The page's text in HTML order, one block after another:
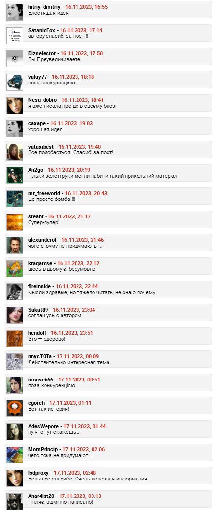
hitriy_dmitriy - 16.11.2023, 16:55
Блестящая идея
SatanicFox - 16.11.2023, 17:14
автору спасибі за пост !!
Dizselector - 16.11.2023, 17:50
Вы Преувеличиваете.
valuy77 - 16.11.2023, 18:18
поза конкуренцією
Nesu_dobro - 16.11.2023, 18:41
я вже писала про це в своєму блозі
caxape - 16.11.2023, 19:03
хорошая идея.
yataxibest - 16.11.2023, 19:40
Все подобається. Спасибі за пост!
An2go - 16.11.2023, 20:19
Тільки золоті руки могли набити такий прикольний матеріал
mr_freeworld - 16.11.2023, 20:43
Це просто бомба !!!
steant - 16.11.2023, 21:17
Супер-пупер!
alexanderof - 16.11.2023, 21:46
чого струму не придумають ...
kraqatose - 16.11.2023, 22:12
щось в цьому є, безумовно
fireinside - 16.11.2023, 22:44
мысли здравые, но тяжело читать, не знаю почему.
Sakat89 - 16.11.2023, 23:04
соглашусь с автором
hendolf - 16.11.2023, 23:51
Это — здорово!
nnycT0Ta - 17.11.2023, 00:09
Действительно интересная тема.
mouse666 - 17.11.2023, 00:51
поза конкуренцією
egorch - 17.11.2023, 01:11
Вот так история!
AdesWepore - 17.11.2023, 01:44
ну что тут скажешь…
MorsPrincip - 17.11.2023, 02:06
чего тока не придумают...
lsdproxy - 17.11.2023, 02:48
Большое спасибо. Очень полезная информация
Anar4ist20 - 17.11.2023, 03:13
Чіпляє, відмінно написано!